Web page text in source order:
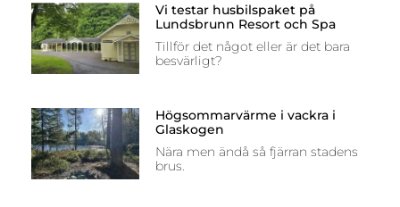
Vi testar husbilspaket på
Lundsbrunn Resort och Spa
Tillför det något eller är det bara
besvärligt?
Högsommarvärme i vackra i
Glaskogen
Nära men ändå så fjärran stadens
brus.